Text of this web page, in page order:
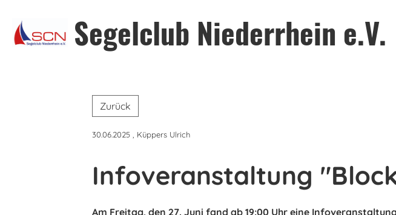
Segelclub Niederrhein e.V.
Zurück
30.06.2025 , Küppers Ulrich
Infoveranstaltung
Am Freitag, den 27. Juni fand ab 19:00 Uhr eine